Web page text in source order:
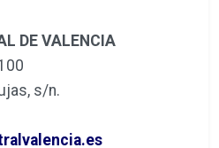
DE VALENCIA
s/n.